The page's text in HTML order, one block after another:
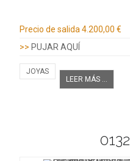
Precio de salida 4.200,00 €
>> PUJAR AQUÍ
JOYAS
LEER MÁS ...
0132